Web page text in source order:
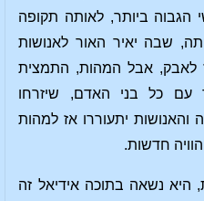
הגבוה ביותר, לאותה תקופה
שבה יאיר האור לאנושות
אבל המהות, התמצית
עם כל בני האדם, שיזרחו
והאנושות יתעוררו אז למהות
חדשות.
היא נשאה בתוכה אידיאל זה